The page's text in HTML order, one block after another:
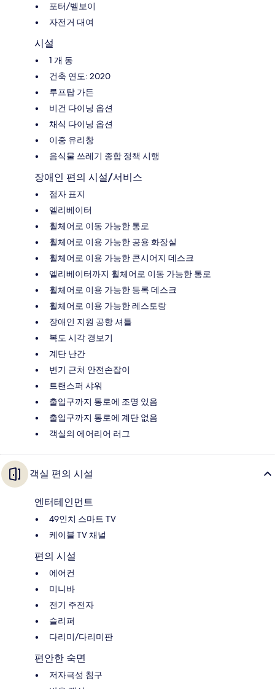
포터/벨보이
자전거 대여
시설
1 개 동
건축 연도: 2020
루프탑 가든
비건 다이닝 옵션
채식 다이닝 옵션
이중 유리창
음식물 쓰레기 종합 정책 시행
장애인 편의 시설/서비스
점자 표지
엘리베이터
휠체어로 이동 가능한 통로
휠체어로 이용 가능한 공용 화장실
휠체어로 이용 가능한 콘시어지 데스크
엘리베이터까지 휠체어로 이동 가능한 통로
휠체어로 이용 가능한 등록 데스크
휠체어로 이용 가능한 레스토랑
장애인 지원 공항 셔틀
복도 시각 경보기
계단 난간
변기 근처 안전손잡이
트랜스퍼 샤워
출입구까지 통로에 조명 있음
출입구까지 통로에 계단 없음
객실의 에어리어 러그
객실 편의 시설
엔터테인먼트
49인치 스마트 TV
케이블 TV 채널
편의 시설
에어컨
미니바
전기 주전자
슬리퍼
다리미/다리미판
편안한 숙면
저자극성 침구